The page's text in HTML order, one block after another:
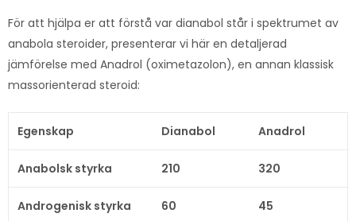
För att hjälpa er att förstå var dianabol står i spektrumet av
anabola steroider, presenterar vi här en detaljerad
jämförelse med Anadrol (oximetazolon), en annan klassisk
massorienterad steroid:
Egenskap Dianabol Anadrol
Anabolsk styrka 210 320
Androgenisk styrka 60 45